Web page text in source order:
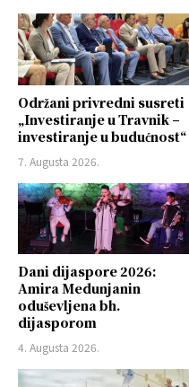
Održani privredni susreti
„Investiranje u Travnik –
investiranje u budućnost“
7. Augusta 2026.
Dani dijaspore 2026:
Amira Medunjanin
oduševljena bh.
dijasporom
4. Augusta 2026.